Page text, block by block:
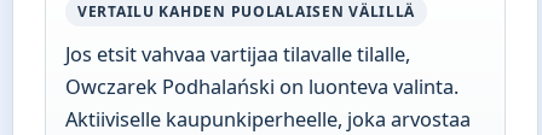
VERTAILU KAHDEN PUOLALAISEN VÄLILLÄ
Jos etsit vahvaa vartijaa tilavalle tilalle,
Owczarek Podhalański on luonteva valinta.
Aktiiviselle kaupunkiperheelle, joka arvostaa